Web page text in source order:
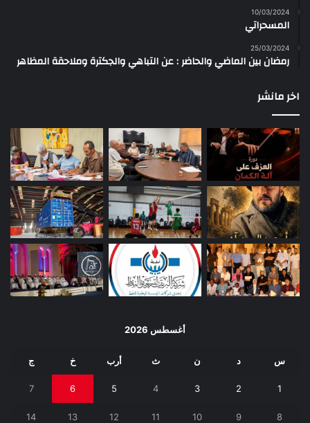
10/03/2024
المسحراتي
25/03/2024
رمضان بين الماضي والحاضر : عن التباهي والجكترة وملاحقة المظاهر
اخر مانشر
أغسطس 2026
س د ن ث أرب خ ج
1
2
3
4
5
6
7
8
9
10
11
12
13
14